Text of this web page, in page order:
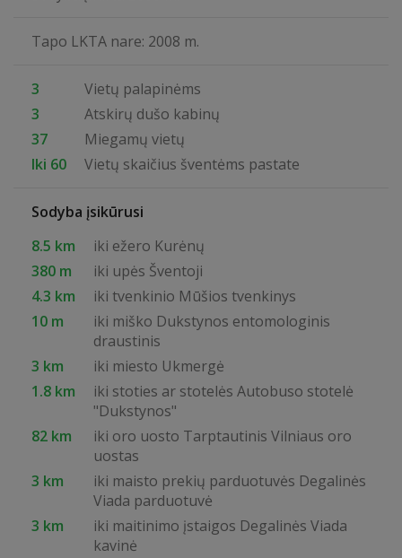
Tapo LKTA nare: 2008 m.
3
Vietų palapinėms
3
Atskirų dušo kabinų
37
Miegamų vietų
Iki 60
Vietų skaičius šventėms pastate
Sodyba įsikūrusi
8.5 km
iki ežero Kurėnų
380 m
iki upės Šventoji
4.3 km
iki tvenkinio Mūšios tvenkinys
10 m
iki miško Dukstynos entomologinis
draustinis
3 km
iki miesto Ukmergė
1.8 km
iki stoties ar stotelės Autobuso stotelė
"Dukstynos"
82 km
iki oro uosto Tarptautinis Vilniaus oro
uostas
3 km
iki maisto prekių parduotuvės Degalinės
Viada parduotuvė
3 km
iki maitinimo įstaigos Degalinės Viada
kavinė